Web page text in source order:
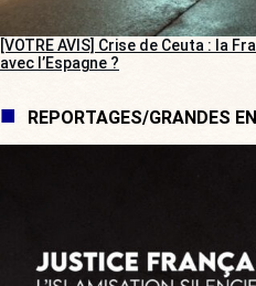
[VOTRE AVIS] Crise de Ceuta : la
avec l’Espagne ?
REPORTAGES/GRANDES